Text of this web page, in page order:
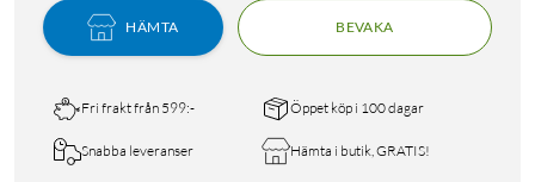
HÄMTA BEVAKA
Fri frakt från 599:- Öppet köp i 100 dagar
Snabba leveranser Hämta i butik, GRATIS!